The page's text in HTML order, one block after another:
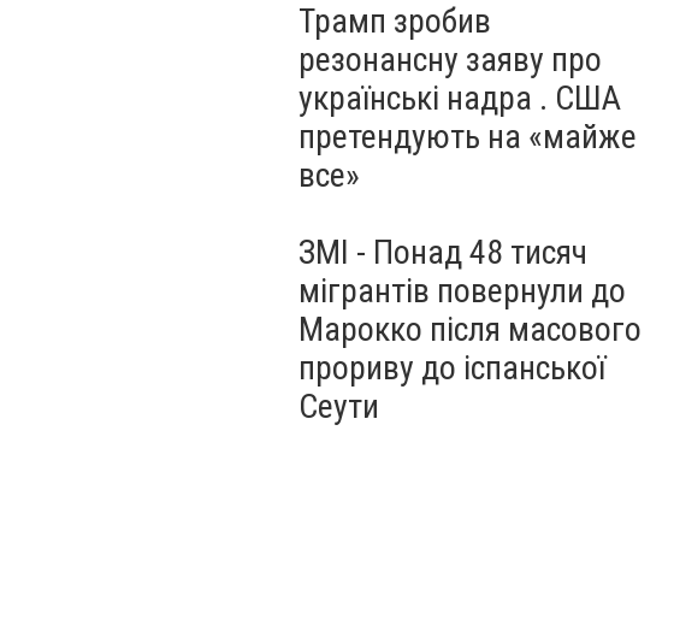
Трамп зробив
резонансну заяву про
українські надра . США
претендують на «майже
все»
ЗМІ - Понад 48 тисяч
мігрантів повернули до
Марокко після масового
прориву до іспанської
Сеути